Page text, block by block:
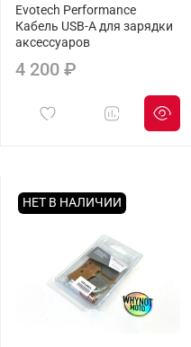
Evotech Performance
Кабель USB-A для зарядки
аксессуаров
4 200 ₽
НЕТ В НАЛИЧИИ